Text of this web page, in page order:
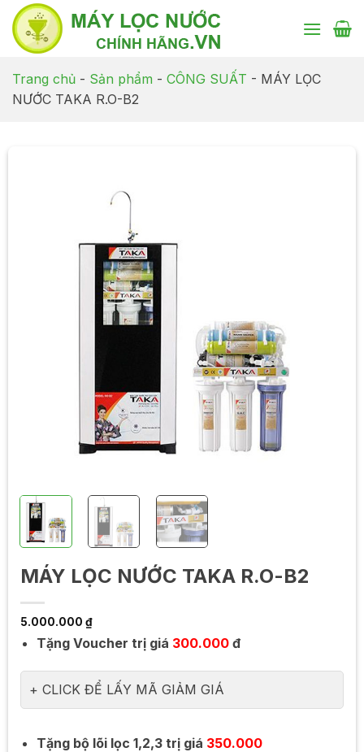
Chuyển
đến
nội
dung
Trang chủ - Sản phẩm - CÔNG SUẤT - MÁY LỌC
NƯỚC TAKA R.O-B2
MÁY LỌC NƯỚC TAKA R.O-B2
5.000.000 ₫
Tặng Voucher trị giá 300.000 đ
CLICK ĐỂ LẤY MÃ GIẢM GIÁ
Tặng bộ lõi lọc 1,2,3 trị giá 350.000